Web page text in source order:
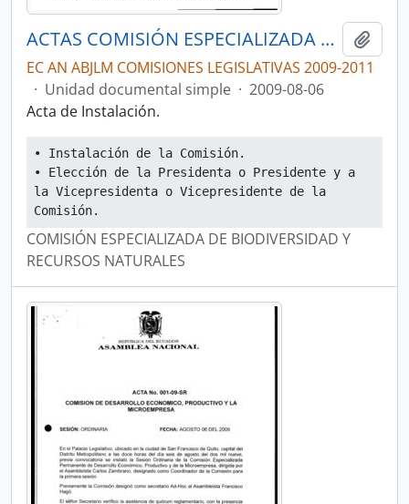
ACTAS COMISIÓN ESPECIALIZADA PERMANENTE DE BIODIVERSIDAD Y RECURSOS NATURALES
EC AN ABJLM COMISIONES LEGISLATIVAS 2009-2011
· Unidad documental simple · 2009-08-06
Acta de Instalación.
• Instalación de la Comisión.
• Elección de la Presidenta o Presidente y a
la Vicepresidenta o Vicepresidente de la
Comisión.
COMISIÓN ESPECIALIZADA DE BIODIVERSIDAD Y
RECURSOS NATURALES